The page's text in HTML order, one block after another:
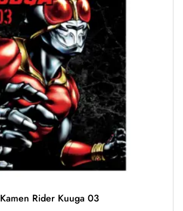
Kamen Rider Kuuga 03